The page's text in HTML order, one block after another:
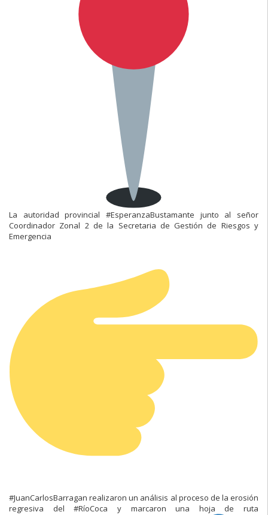
La autoridad provincial #EsperanzaBustamante junto al señor
Coordinador Zonal 2 de la Secretaria de Gestión de Riesgos y
Emergencia
#JuanCarlosBarragan realizaron un análisis al proceso de la erosión
regresiva del #RíoCoca y marcaron una hoja de ruta